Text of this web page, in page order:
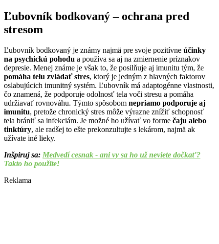
Ľubovník bodkovaný – ochrana pred
stresom
Ľubovník bodkovaný je známy najmä pre svoje pozitívne účinky
na psychickú pohodu a používa sa aj na zmiernenie príznakov
depresie. Menej známe je však to, že posilňuje aj imunitu tým, že
pomáha telu zvládať stres, ktorý je jedným z hlavných faktorov
oslabujúcich imunitný systém. Ľubovník má adaptogénne vlastnosti,
čo znamená, že podporuje odolnosť tela voči stresu a pomáha
udržiavať rovnováhu. Týmto spôsobom nepriamo podporuje aj
imunitu, pretože chronický stres môže výrazne znížiť schopnosť
tela brániť sa infekciám. Je možné ho užívať vo forme čaju alebo
tinktúry, ale radšej to ešte prekonzultujte s lekárom, najmä ak
užívate iné lieky.
Inšpiruj sa: Medvedí cesnak - ani vy sa ho už neviete dočkať?
Takto ho použite!
Reklama